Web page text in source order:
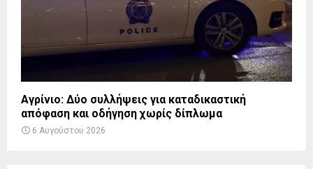
Αγρίνιο: Δύο συλλήψεις για καταδικαστική
απόφαση και οδήγηση χωρίς δίπλωμα
6 Αυγούστου 2026